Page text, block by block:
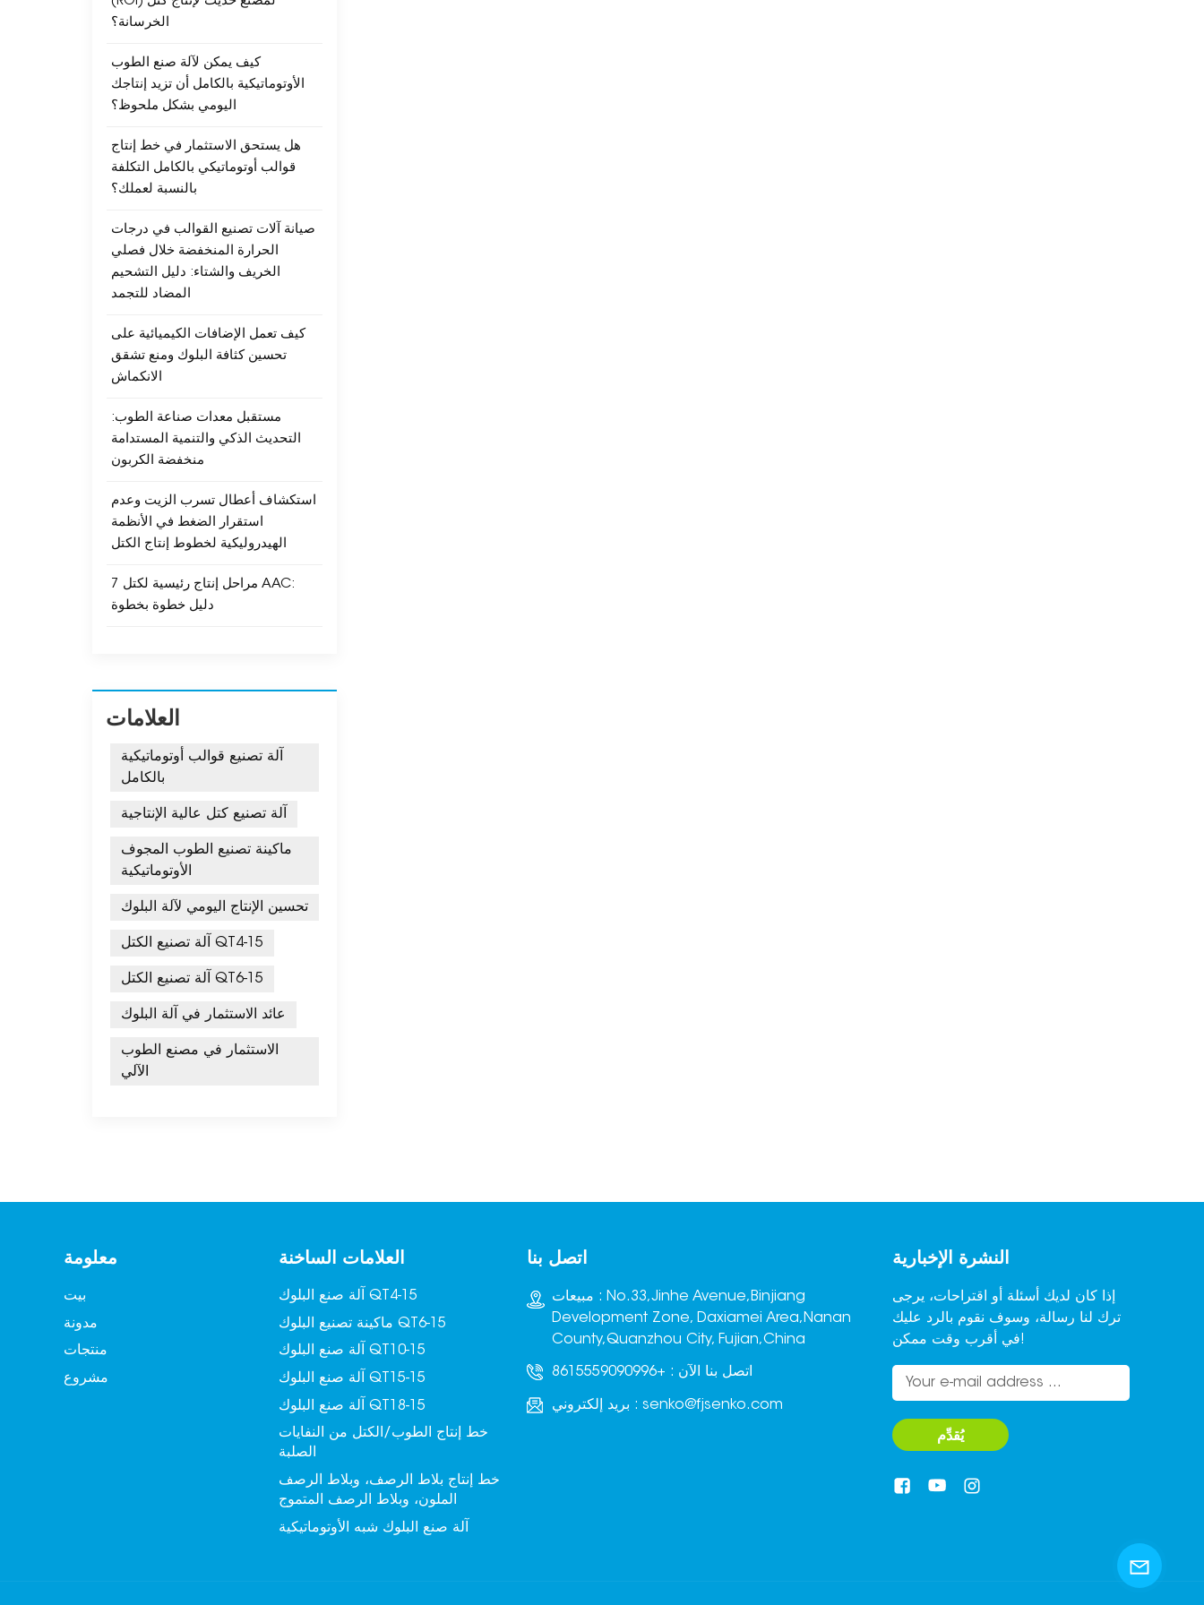
الخرسانة؟
كيف يمكن لآلة صنع الطوب
الأوتوماتيكية بالكامل أن تزيد إنتاجك
اليومي بشكل ملحوظ؟
هل يستحق الاستثمار في خط إنتاج
قوالب أوتوماتيكي بالكامل التكلفة
بالنسبة لعملك؟
صيانة آلات تصنيع القوالب في درجات
الحرارة المنخفضة خلال فصلي
الخريف والشتاء: دليل التشحيم
المضاد للتجمد
كيف تعمل الإضافات الكيميائية على
تحسين كثافة البلوك ومنع تشقق
الانكماش
مستقبل معدات صناعة الطوب:
التحديث الذكي والتنمية المستدامة
منخفضة الكربون
استكشاف أعطال تسرب الزيت وعدم
استقرار الضغط في الأنظمة
الهيدروليكية لخطوط إنتاج الكتل
7 مراحل إنتاج رئيسية لكتل ​​AAC:
دليل خطوة بخطوة
العلامات
آلة تصنيع قوالب أوتوماتيكية
بالكامل
آلة تصنيع كتل عالية الإنتاجية
ماكينة تصنيع الطوب المجوف
الأوتوماتيكية
تحسين الإنتاج اليومي لآلة البلوك
آلة تصنيع الكتل QT4-15
آلة تصنيع الكتل QT6-15
عائد الاستثمار في آلة البلوك
الاستثمار في مصنع الطوب
الآلي
معلومة
بيت
مدونة
منتجات
مشروع
العلامات الساخنة
آلة صنع البلوك QT4-15
ماكينة تصنيع البلوك QT6-15
آلة صنع البلوك QT10-15
آلة صنع البلوك QT15-15
آلة صنع البلوك QT18-15
خط إنتاج الطوب/الكتل من النفايات
الصلبة
خط إنتاج بلاط الرصف، وبلاط الرصف
الملون، وبلاط الرصف المتموج
آلة صنع البلوك شبه الأوتوماتيكية
اتصل بنا
مبيعات : No.33,Jinhe Avenue,Binjiang
Development Zone, Daxiamei Area,Nanan
County,Quanzhou City, Fujian,China
اتصل بنا الآن : +8615559090996
بريد إلكتروني : senko@fjsenko.com
النشرة الإخبارية
إذا كان لديك أسئلة أو اقتراحات، يرجى
ترك لنا رسالة، وسوف نقوم بالرد عليك
في أقرب وقت ممكن!
يُقدِّم